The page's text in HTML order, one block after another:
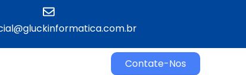
Contate-Nos